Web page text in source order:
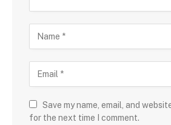
Save my name, email, and
for the next time I comment.